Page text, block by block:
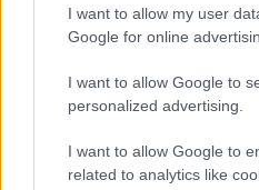
I want to allow my user
Google for online
I want to allow Google to
personalized advertising.
I want to allow Google to
related to analytics like